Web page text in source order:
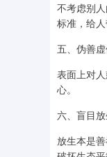
不考虑别
标准，给人
五、伪善
表面上对
心。
六、盲目
放生本是